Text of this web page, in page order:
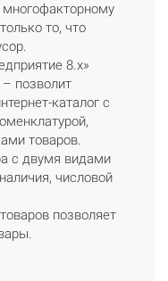
многофакторному
то, что
8.х»
позволит
каталог с
товаров.
с двумя видами
числовой
позволяет